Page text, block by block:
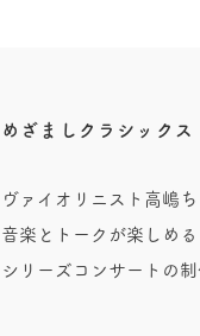
めざましクラシックス
ヴァイオリニスト高嶋
音楽とトークが楽しめ
シリーズコンサートの制